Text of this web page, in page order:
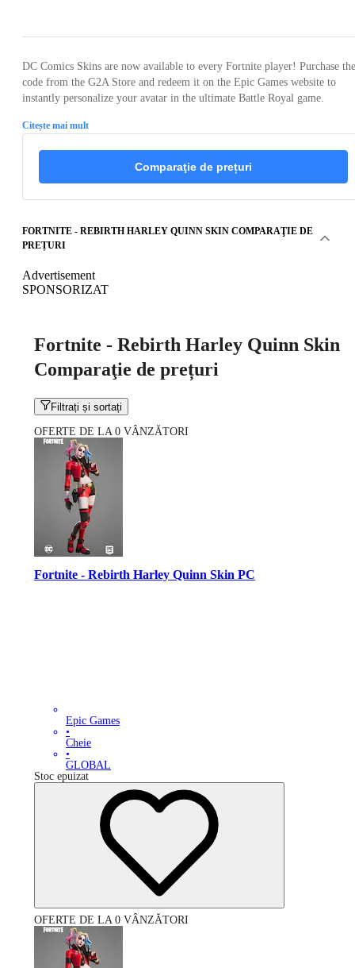
DC Comics Skins are now available to every Fortnite player! Purchase the
code from the G2A Store and redeem it on the Epic Games website to
instantly personalize your avatar in the ultimate Battle Royal game.
Citește mai mult
Comparaţie de prețuri
FORTNITE - REBIRTH HARLEY QUINN SKIN COMPARAŢIE DE
PREȚURI
Advertisement
SPONSORIZAT
Fortnite - Rebirth Harley Quinn Skin
Comparaţie de prețuri
Filtrați și sortați
OFERTE DE LA 0 VÂNZĂTORI
Fortnite - Rebirth Harley Quinn Skin PC
Epic Games
•
Cheie
•
GLOBAL
Stoc epuizat
OFERTE DE LA 0 VÂNZĂTORI